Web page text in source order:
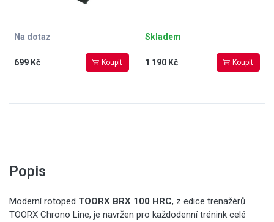
Na dotaz
699 Kč Koupit
Skladem
1 190 Kč Koupit
Popis
Moderní rotoped TOORX BRX 100 HRC, z edice trenažérů
TOORX Chrono Line, je navržen pro každodenní trénink celé